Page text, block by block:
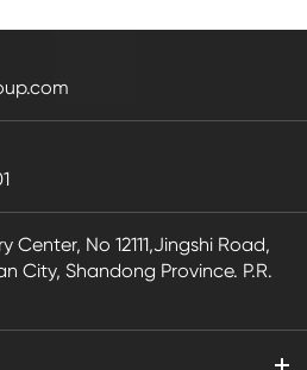
Center, No 12111,Jingshi Road,
City, Shandong Province. P.R.